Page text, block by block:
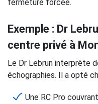
fermeture forcée.
Exemple : Dr
centre privé à
Le Dr Lebrun interprète
échographies. Il a opté
Une RC Pro